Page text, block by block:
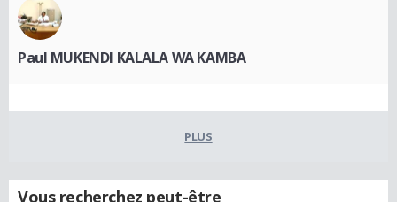
Paul MUKENDI KALALA WA KAMBA
PLUS
Vous recherchez peut-être